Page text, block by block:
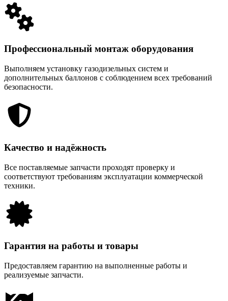
Профессиональный монтаж оборудования
Выполняем установку газодизельных систем и
дополнительных баллонов с соблюдением всех требований
безопасности.
Качество и надёжность
Все поставляемые запчасти проходят проверку и
соответствуют требованиям эксплуатации коммерческой
техники.
Гарантия на работы и товары
Предоставляем гарантию на выполненные работы и
реализуемые запчасти.